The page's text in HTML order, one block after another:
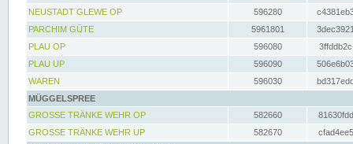
NEUSTADT GLEWE OP
596280
PARCHIM GÜTE
5961801
PLAU OP
596080
PLAU UP
596090
WAREN
596030
MÜGGELSPREE
GROSSE TRÄNKE WEHR OP
582660
GROSSE TRÄNKE WEHR UP
582670